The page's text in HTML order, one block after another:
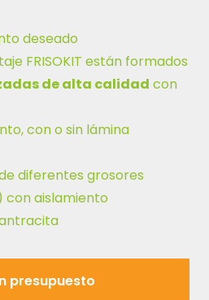
deseado
FRISOKIT están formados
de alta calidad con
con o sin lámina
diferentes grosores
con aislamiento
Pide un presupuesto
presupuesto